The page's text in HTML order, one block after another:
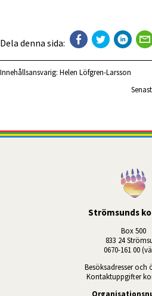
Dela denna sida:
Innehållsansvarig: Helen Löfgren-Larsson
Strömsunds
Box 500
833 24
0670-161 00
Besöksadresser och
Kontaktuppgifter